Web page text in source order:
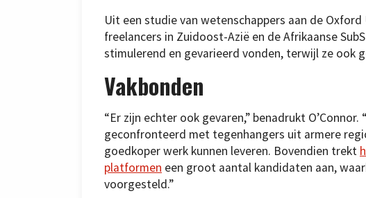
Uit een studie van wetenschappers aan de
freelancers in Zuidoost-Azië en de Afrikaanse
stimulerend en gevarieerd vonden, terwijl ze ook
Vakbonden
“Er zijn echter ook gevaren,” benadrukt
geconfronteerd met tegenhangers uit armere
goedkoper werk kunnen leveren. Bovendien trekt
platformen een groot aantal kandidaten aan,
voorgesteld.”